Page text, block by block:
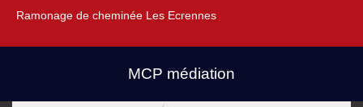
Ramonage de cheminée Les Ecrennes
MCP médiation